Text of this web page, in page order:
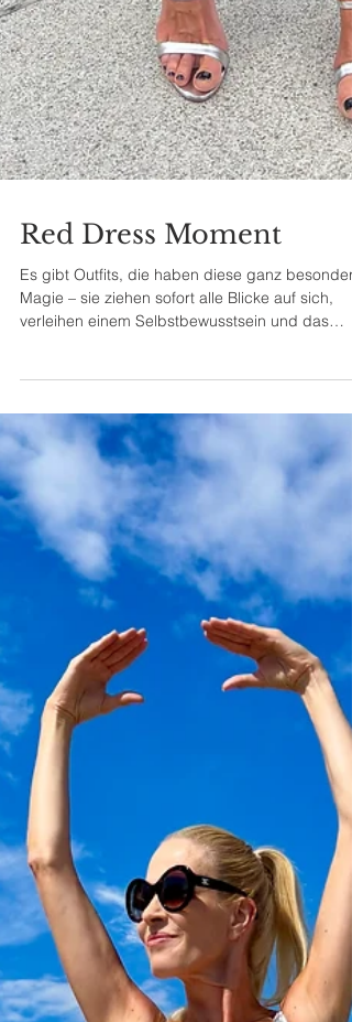
Red Dress Moment
Es gibt Outfits, die haben diese ganz besondere
Magie – sie ziehen sofort alle Blicke auf sich,
verleihen einem Selbstbewusstsein und das
Gefühl, für einen unvergesslichen Abend bereit
zu sein. Genau so ein Kleid ist dieses traumhafte
Rebecca Vallance Dress. Der kräftige Rotton
vereint pure Eleganz mit einem Hauch von
Extravaganz. Das Besondere daran? Die
funkelnden Stern-Details am Dekolleté, die wie
kleine Schmuckstücke wirken und sofort für
Momente sorgen. Sie verleihe